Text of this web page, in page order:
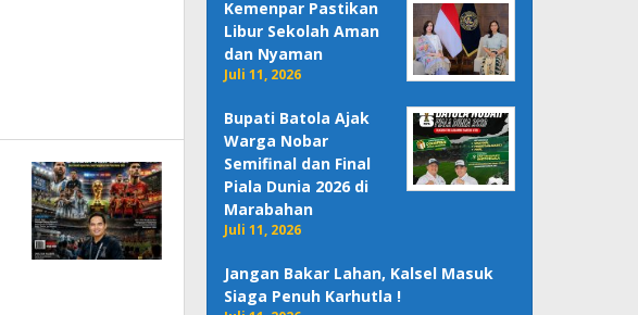
Kemenpar Pastikan
Libur Sekolah Aman
dan Nyaman
Juli 11, 2026
Bupati Batola Ajak
Warga Nobar
Semifinal dan Final
Piala Dunia 2026 di
Marabahan
Juli 11, 2026
Jangan Bakar Lahan, Kalsel Masuk
Siaga Penuh Karhutla !